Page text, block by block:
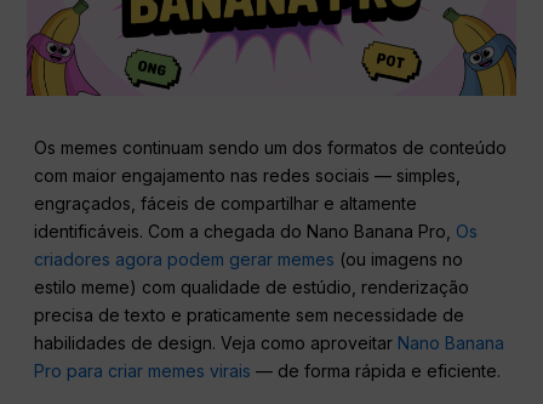
Os memes continuam sendo um dos formatos de conteúdo
com maior engajamento nas redes sociais — simples,
engraçados, fáceis de compartilhar e altamente
identificáveis. Com a chegada do Nano Banana Pro, Os
criadores agora podem gerar memes (ou imagens no
estilo meme) com qualidade de estúdio, renderização
precisa de texto e praticamente sem necessidade de
habilidades de design. Veja como aproveitar Nano Banana
Pro para criar memes virais — de forma rápida e eficiente.